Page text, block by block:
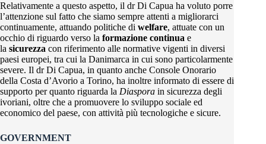
Relativamente a questo aspetto, il dr Di Capua ha voluto porre
l’attenzione sul fatto che siamo sempre attenti a migliorarci
continuamente, attuando politiche di welfare, attuate con un
occhio di riguardo verso la formazione continua e
la sicurezza con riferimento alle normative vigenti in diversi
paesi europei, tra cui la Danimarca in cui sono particolarmente
severe. Il dr Di Capua, in quanto anche Console Onorario
della Costa d’Avorio a Torino, ha inoltre informato di essere di
supporto per quanto riguarda la Diaspora in sicurezza degli
ivoriani, oltre che a promuovere lo sviluppo sociale ed
economico del paese, con attività più tecnologiche e sicure.
GOVERNMENT